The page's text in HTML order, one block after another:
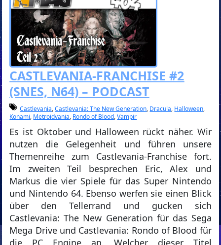
CASTLEVANIA-FRANCHISE #2
(SNES, N64) – PODCAST
Castlevania,Castlevania: The New Generation, Dracula, Halloween,
Konami, Metroidvania, Rondo of Blood,Vampir
Es ist Oktober und Halloween rückt näher. Wir
nutzen die Gelegenheit und führen unsere
Themenreihe zum Castlevania-Franchise fort.
Im zweiten Teil besprechen Eric, Alex und
Markus die vier Spiele für das Super Nintendo
und Nintendo 64. Ebenso werfen sie einen Blick
über den Tellerrand und gucken sich
Castlevania: The New Generation für das Sega
Mega Drive und Castlevania: Rondo of Blood für
die PC Engine an. Welcher dieser Titel